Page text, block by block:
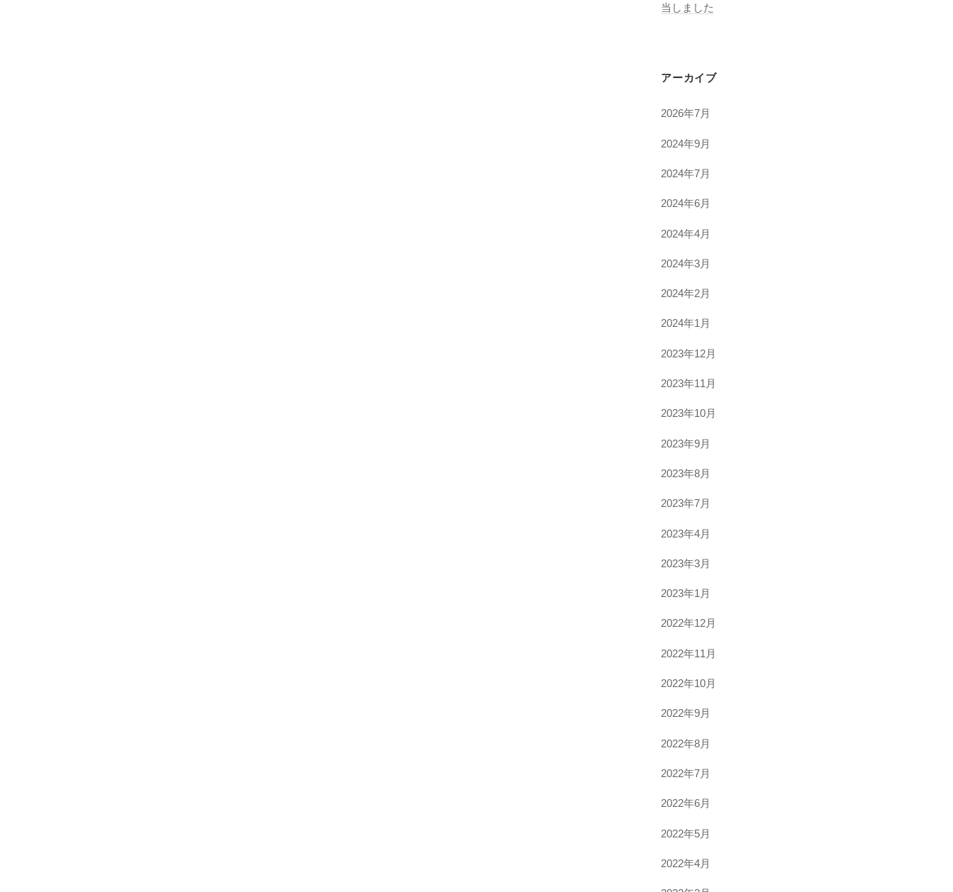
当しました
アーカイブ
2026年7月
2024年9月
2024年7月
2024年6月
2024年4月
2024年3月
2024年2月
2024年1月
2023年12月
2023年11月
2023年10月
2023年9月
2023年8月
2023年7月
2023年4月
2023年3月
2023年1月
2022年12月
2022年11月
2022年10月
2022年9月
2022年8月
2022年7月
2022年6月
2022年5月
2022年4月